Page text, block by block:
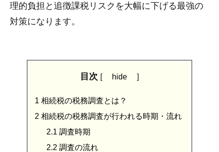
理的負担と追徴課税リスクを大幅に下げる最強の
対策になります。
目次 [ hide ]
1 相続税の税務調査とは？
2 相続税の税務調査が行われる時期・流れ
2.1 調査時期
2.2 調査の流れ